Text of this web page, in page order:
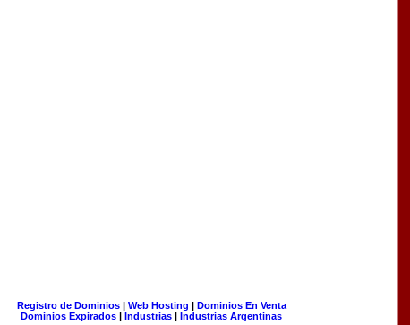
Registro de Dominios| Web Hosting | Dominios En Venta
Dominios Expirados | Industrias | Industrias Argentinas